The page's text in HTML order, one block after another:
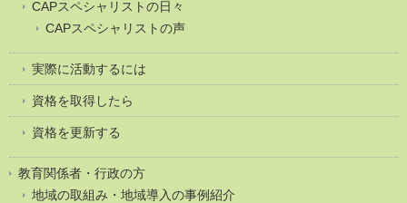
CAPスペシャリストの日々
CAPスペシャリストの声
実際に活動するには
資格を取得したら
資格を更新する
教育関係者・行政の方
地域の取組み・地域導入の事例紹介